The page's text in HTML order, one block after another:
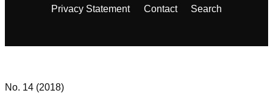
Privacy Statement Contact Search
No. 14 (2018)